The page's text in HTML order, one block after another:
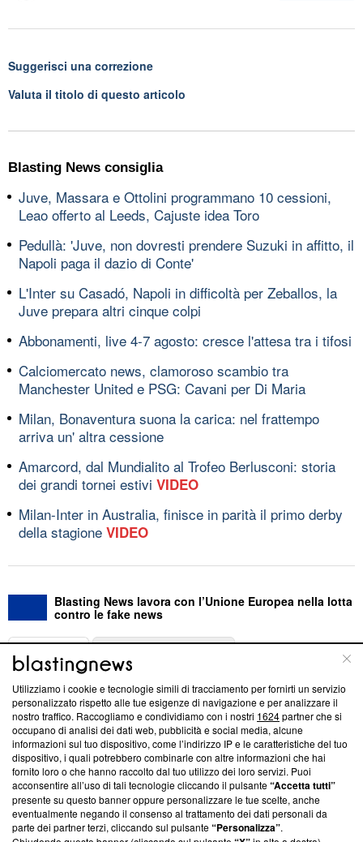
Suggerisci una correzione
Valuta il titolo di questo articolo
Blasting News consiglia
Juve, Massara e Ottolini programmano 10 cessioni,
Leao offerto al Leeds, Cajuste idea Toro
Pedullà: 'Juve, non dovresti prendere Suzuki in affitto, il
Napoli paga il dazio di Conte'
L'Inter su Casadó, Napoli in difficoltà per Zeballos, la
Juve prepara altri cinque colpi
Abbonamenti, live 4-7 agosto: cresce l'attesa tra i tifosi
Calciomercato news, clamoroso scambio tra
Manchester United e PSG: Cavani per Di Maria
Milan, Bonaventura suona la carica: nel frattempo
arriva un' altra cessione
Amarcord, dal Mundialito al Trofeo Berlusconi: storia
dei grandi tornei estivi VIDEO
Milan-Inter in Australia, finisce in parità il primo derby
della stagione VIDEO
Blasting News lavora con l’Unione Europea nella lotta
contro le fake news
ABOUT
Questa sezione offre informazioni trasparenti su Blasting
News, sui nostri processi editoriali e su come ci impegniamo a
creare news di qualità. Inoltre, afferma la nostra aderenza a
‘Trust Project - News with Integrity’Blasting News non è
ancora membro del programma, ma ha richiesto di farne
parte; Trust Project non ha ancora effettuato una verifica di
conformità agli standard.
Su di noi
Utilizziamo i cookie e tecnologie simili di tracciamento per fornirti un servizio
personalizzato rispetto alle tue esigenze di navigazione e per analizzare il
nostro traffico. Raccogliamo e condividiamo con i nostri 1624partner che si
occupano di analisi dei dati web, pubblicità e social media, alcune
informazioni sul tuo dispositivo, come l’indirizzo IP e le caratteristiche del tuo
dispositivo, i quali potrebbero combinarle con altre informazioni che hai
fornito loro o che hanno raccolto dal tuo utilizzo dei loro servizi. Puoi
acconsentire all’uso di tali tecnologie cliccando il pulsante“Accetta tutti”
presente su questo banner oppure personalizzare le tue scelte, anche
eventualmente negando il consenso al trattamento dei dati personali da
parte dei partner terzi, cliccando sul pulsante“Personalizza”.